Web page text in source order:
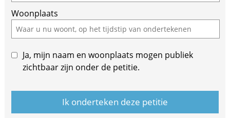
Woonplaats
Ja, mijn naam en woonplaats mogen publiek
zichtbaar zijn onder de petitie.